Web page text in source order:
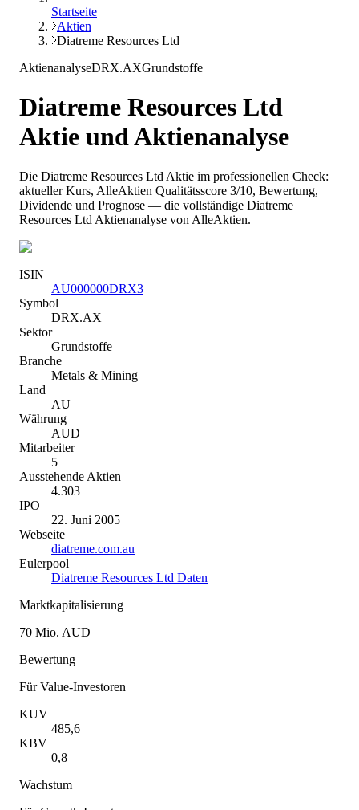
Startseite
Aktien
Diatreme Resources Ltd
AktienanalyseDRX.AXGrundstoffe
Diatreme Resources Ltd
Aktie und Aktienanalyse
Die Diatreme Resources Ltd Aktie im professionellen Check:
aktueller Kurs, AlleAktien Qualitätsscore 3/10, Bewertung,
Dividende und Prognose — die vollständige Diatreme
Resources Ltd Aktienanalyse von AlleAktien.
ISIN
AU000000DRX3
Symbol
DRX.AX
Sektor
Grundstoffe
Branche
Metals & Mining
Land
AU
Währung
AUD
Mitarbeiter
5
Ausstehende Aktien
4.303
IPO
22. Juni 2005
Webseite
diatreme.com.au
Eulerpool
Diatreme Resources Ltd Daten
Marktkapitalisierung
70 Mio. AUD
Bewertung
Für Value-Investoren
KUV
485,6
KBV
0,8
Wachstum